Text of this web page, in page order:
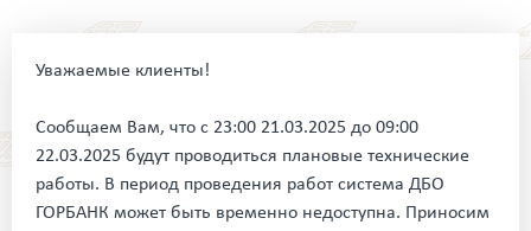
Уважаемые клиенты!
Сообщаем Вам, что с 23:00 21.03.2025 до 09:00
22.03.2025 будут проводиться плановые технические
работы. В период проведения работ система ДБО
ГОРБАНК может быть временно недоступна. Приносим